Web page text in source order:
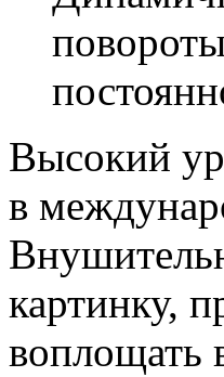
Высокий
в
картинку,
воплощать